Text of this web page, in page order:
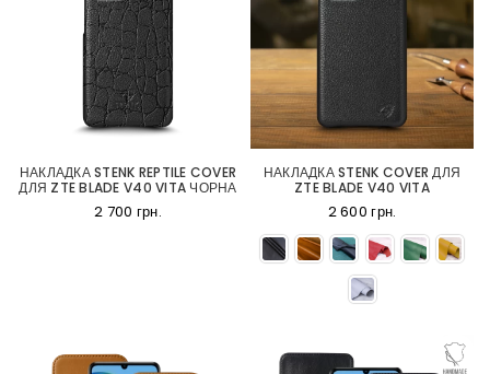
НАКЛАДКА STENK REPTILE COVER
ДЛЯ ZTE BLADE V40 VITA ЧОРНА
2 700 грн.
НАКЛАДКА STENK COVER ДЛЯ
ZTE BLADE V40 VITA
2 600 грн.